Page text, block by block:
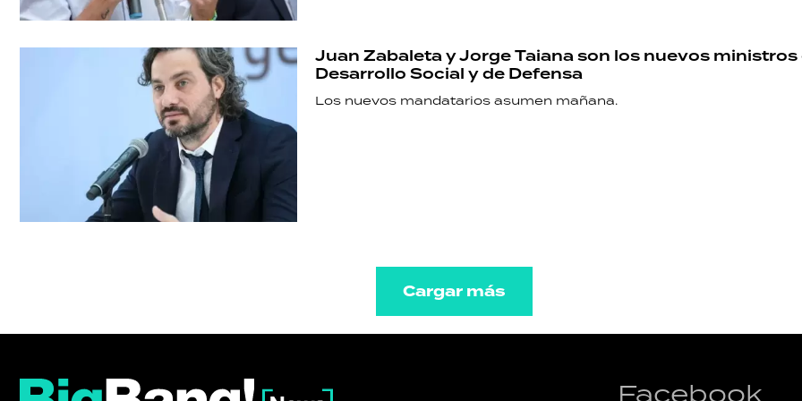
Juan Zabaleta y Jorge Taiana son los nuevos ministros
Desarrollo Social y de Defensa
Los nuevos mandatarios asumen mañana.
Cargar más
Facebook